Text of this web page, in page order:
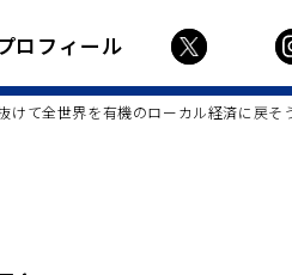
ロフィール
て全世界を有機のローカル経済に戻そ